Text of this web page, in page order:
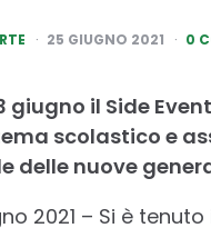
25 GIUGNO 2021 0
giugno il Side
scolastico e
delle nuove
2021 – Si è